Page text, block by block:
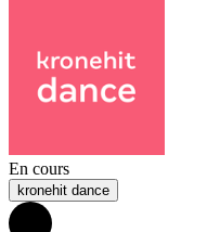
En cours
kronehit dance